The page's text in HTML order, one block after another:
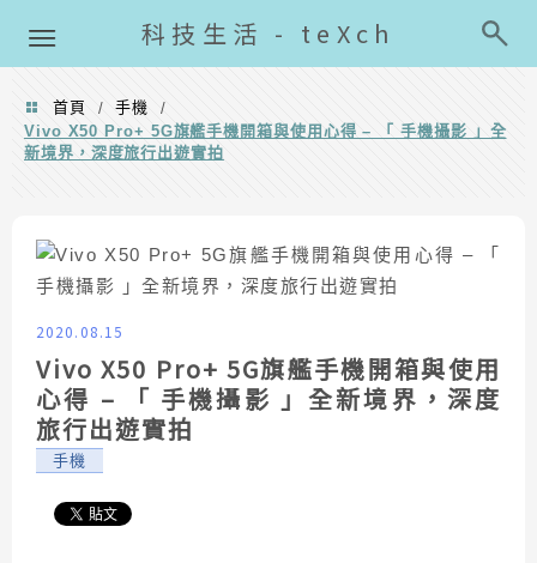
科技生活 - teXch
首頁 / 手機
/
Vivo X50 Pro+ 5G旗艦手機開箱與使用心得 – 「 手機攝影 」全
新境界，深度旅行出遊實拍
2020.08.15
Vivo X50 Pro+ 5G旗艦手機開箱與使用
心得 – 「 手機攝影 」全新境界，深度
旅行出遊實拍
手機